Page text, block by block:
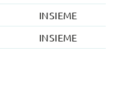
INSIEME
INSIEME